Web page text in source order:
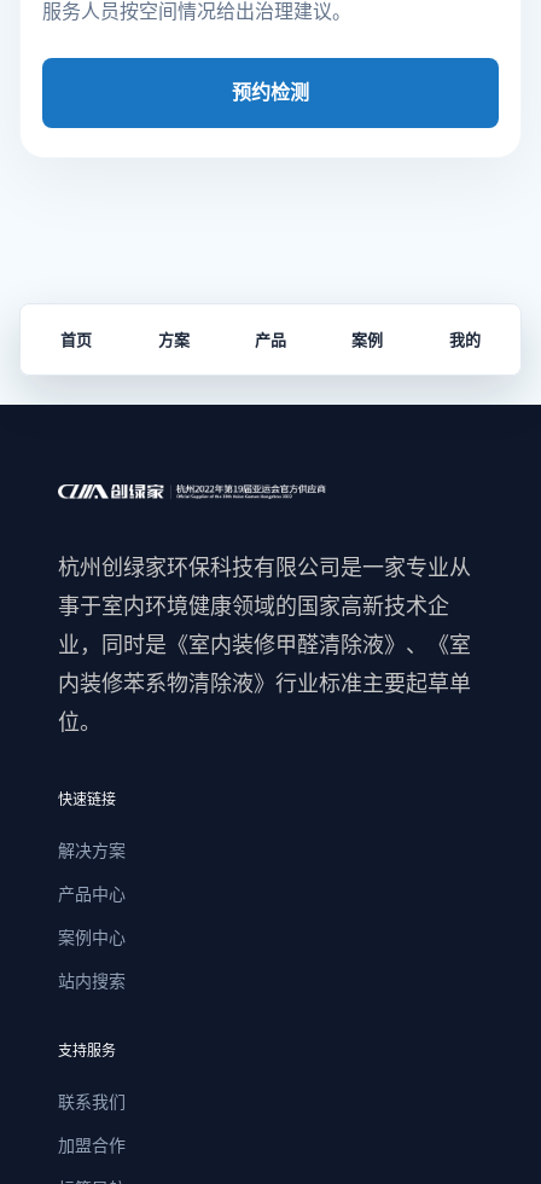
服务人员按空间情况给出治理建议。
预约检测
首页 方案 产品 案例 我的
杭州创绿家环保科技有限公司是一家专业从
事于室内环境健康领域的国家高新技术企
业，同时是《室内装修甲醛清除液》、《室
内装修苯系物清除液》行业标准主要起草单
位。
快速链接
解决方案
产品中心
案例中心
站内搜索
支持服务
联系我们
加盟合作